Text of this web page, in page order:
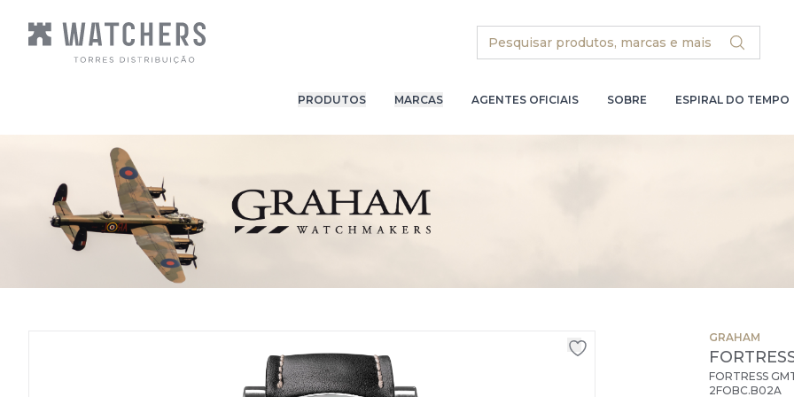
Search
PRODUTOS MARCAS AGENTES OFICIAIS SOBRE ESPIRAL DO TEMPO
GRAHAM
FORTRESS
2FOBC.B02A